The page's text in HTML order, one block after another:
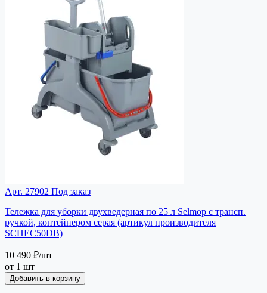
Арт. 27902 Под заказ
Тележка для уборки двухведерная по 25 л Selmop с трансп.
ручкой, контейнером серая (артикул производителя
SCHEC50DB)
10 490 ₽/шт
от 1 шт
Добавить в корзину